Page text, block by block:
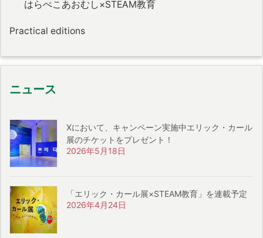
はらぺこあおむし×STEAM教育
Practical editions
ニュース
Xにおいて、キャンペーン実施中エリック・カール
展のチケットをプレゼント！
2026年5月18日
「エリック・カール展×STEAM教育」を連載予定
2026年4月24日